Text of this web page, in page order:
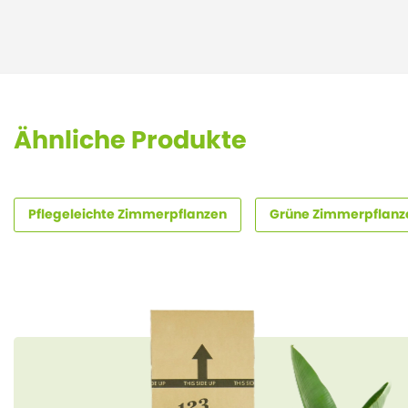
Ähnliche Produkte
Pflegeleichte Zimmerpflanzen Grüne